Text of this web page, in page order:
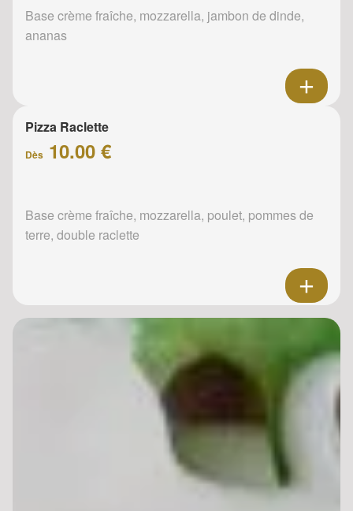
Base crème fraîche, mozzarella, jambon de dinde,
ananas
Pizza Raclette
Dès 10.00 €
Base crème fraîche, mozzarella, poulet, pommes de
terre, double raclette